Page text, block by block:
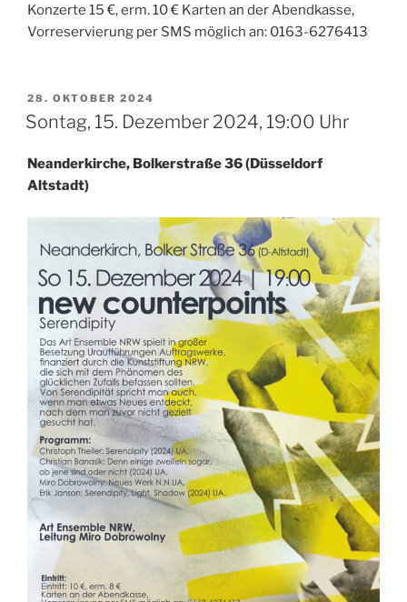
Konzerte 15 €, erm. 10 € Karten an der Abendkasse,
Vorreservierung per SMS möglich an: 0163-6276413
VERÖFFENTLICHT
AM
28. OKTOBER 2024
Sontag, 15. Dezember 2024, 19:00 Uhr
Neanderkirche, Bolkerstraße 36 (Düsseldorf
Altstadt)